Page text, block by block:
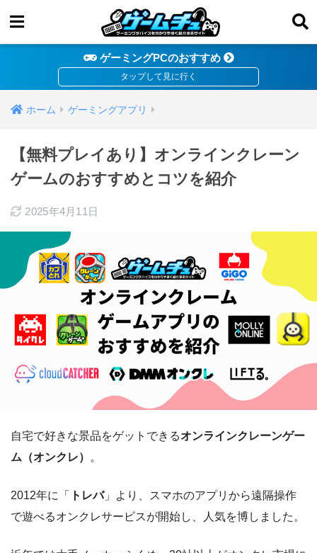
ゲーミングPCのおすすめ
ホーム ゲーミングアプリ
【無料プレイあり】オンラインクレーン
ゲームのおすすめとコツを紹介
2025年4月11日
自宅で好きな景品をゲットできるオンラインクレーンゲー
ム（オンクレ）
。
2012年に「 トレバ」より、スマホのアプリから遠隔操作
で遊べるオンクレサービスが開始し、人気を博しました。